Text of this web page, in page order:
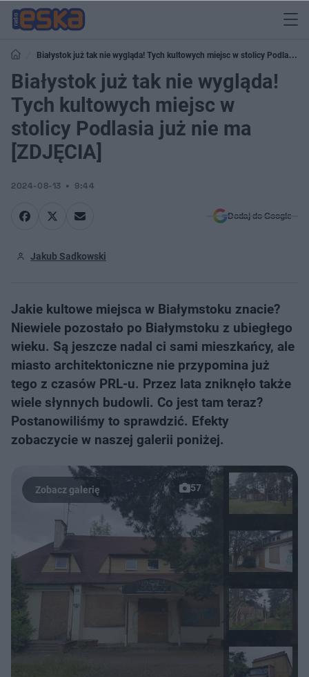
Białystok już tak nie wygląda! Tych kultowych miejsc w stolicy Podlasia
już nie ma [ZDJĘCIA]
Białystok już tak nie wygląda!
Tych kultowych miejsc w
stolicy Podlasia już nie ma
[ZDJĘCIA]
2024-08-13 9:44
Dodaj do Google
Jakub Sadkowski
Jakie kultowe miejsca w Białymstoku znacie?
Niewiele pozostało po Białymstoku z ubiegłego
wieku. Są jeszcze nadal ci sami mieszkańcy, ale
miasto architektoniczne nie przypomina już
tego z czasów PRL-u. Przez lata zniknęło także
wiele słynnych budowli. Co jest tam teraz?
Postanowiliśmy to sprawdzić. Efekty
zobaczycie w naszej galerii poniżej.
57